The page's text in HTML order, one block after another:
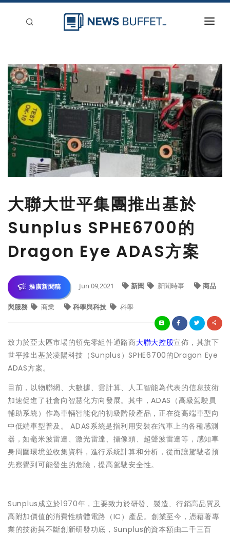
新聞稿分類
登入
刊登
大聯大世平集團推出基於
Sunplus SPHE6700的
Dragon Eye ADAS方案
推廣新聞稿 Jun 09,2021 新聞 新聞時事 商品
與服務 商業 科學與科技 科學
致力於亞太區市場的領先零組件通路商大聯大控股宣佈，其旗下
世平推出基於凌陽科技（Sunplus）SPHE6700的Dragon Eye
ADAS方案。
目前，以物聯網、大數據、雲計算、人工智能為代表的信息技術
加速促進了社會向智慧化方向發展。其中，ADAS（高級駕駛員
輔助系統）作為車輛智能化的初級階段產品，正在從高端車型向
中低端車型普及。 ADAS系統是指利用安裝在汽車上的各種感測
器，如毫米波雷達、激光雷達、攝像頭、超聲波雷達等，感知車
身周圍環境並收集資料，進行系統計算和分析，從而讓駕駛者預
先察覺到可能發生的危險，提高駕駛安全性。
Sunplus成立於1970年，主要致力於研發、製造、行銷高品質及
高附加價值的消費性積體電路（IC）產品。創業至今，憑藉著專
業的技術與不斷創新研發功底，Sunplus的資本額由二千三百